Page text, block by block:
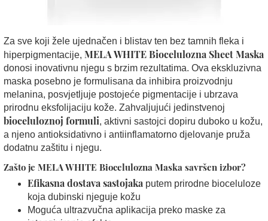
Za sve koji žele ujednačen i blistav ten bez tamnih fleka i
hiperpigmentacije, MELA WHITE Biocelulozna Sheet Maska
donosi inovativnu njegu s brzim rezultatima. Ova ekskluzivna
maska posebno je formulisana da inhibira proizvodnju
melanina, posvjetljuje postojeće pigmentacije i ubrzava
prirodnu eksfolijaciju kože. Zahvaljujući jedinstvenoj
bioceluloznoj formuli, aktivni sastojci dopiru duboko u kožu,
a njeno antioksidativno i antiinflamatorno djelovanje pruža
dodatnu zaštitu i njegu.
Zašto je MELA WHITE Biocelulozna Maska savršen izbor?
Efikasna dostava sastojaka putem prirodne bioceluloze
koja dubinski njeguje kožu
Moguća ultrazvučna aplikacija preko maske za